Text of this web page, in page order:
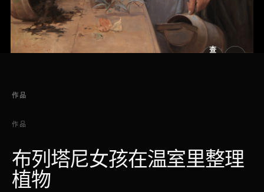
查
作品
作品
布列塔尼女孩在温室里整理
植物